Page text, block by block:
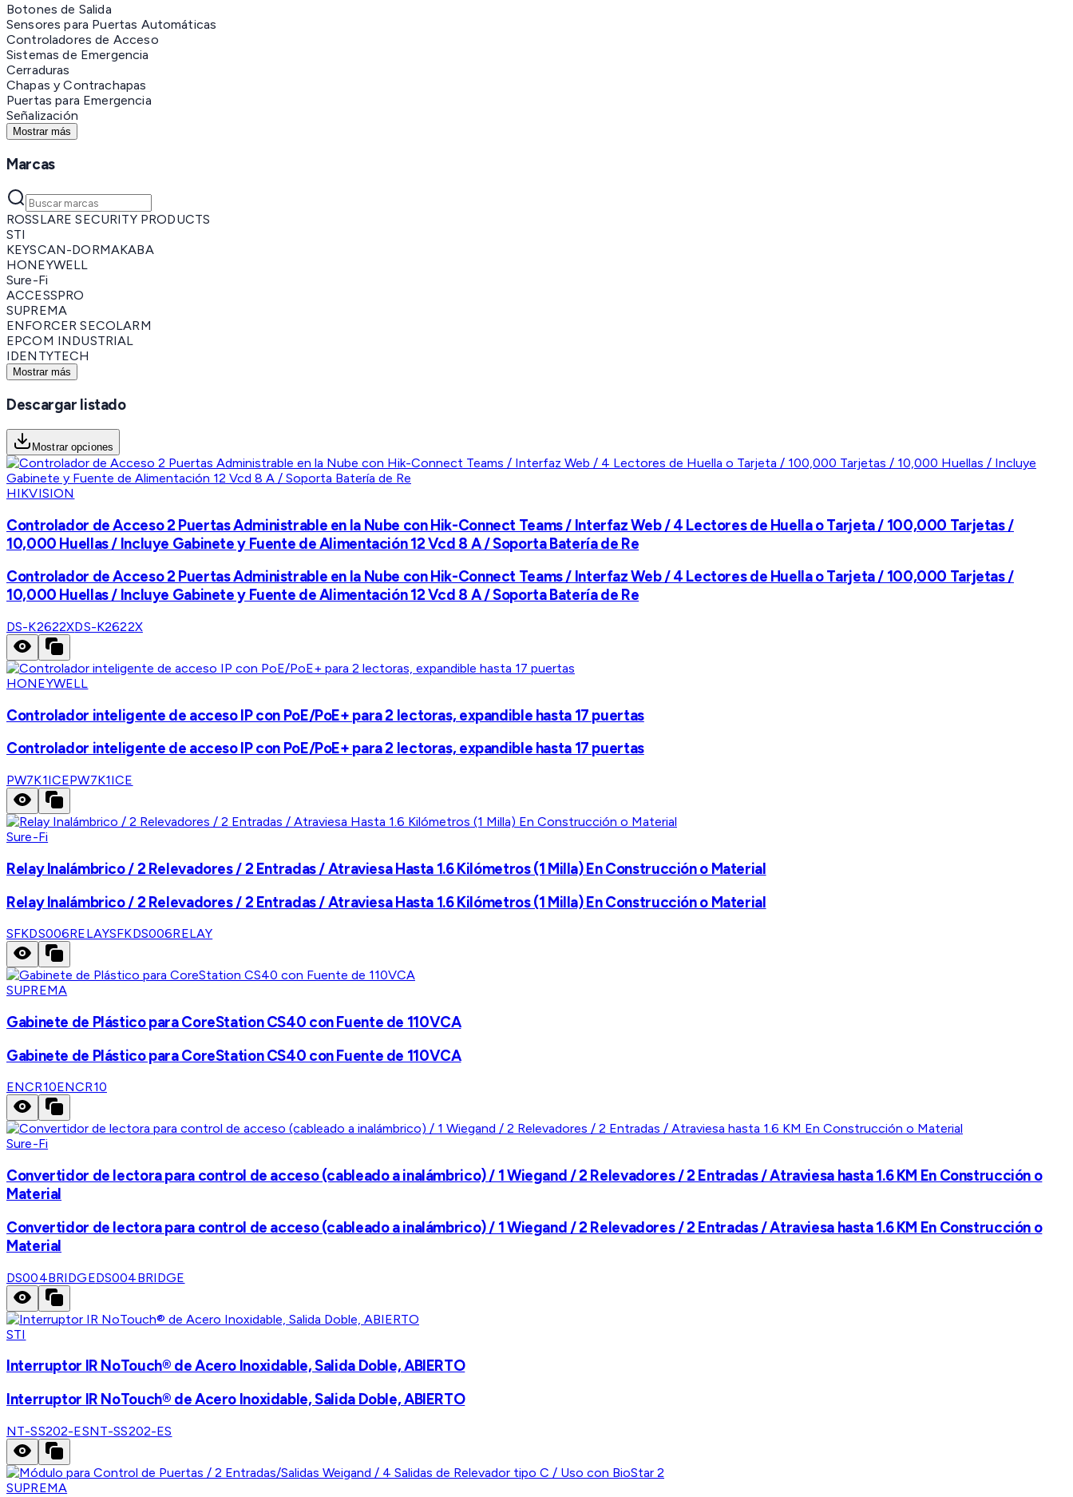
Botones de Salida
Sensores para Puertas Automáticas
Controladores de Acceso
Sistemas de Emergencia
Cerraduras
Chapas y Contrachapas
Puertas para Emergencia
Señalización
Mostrar más
Marcas
ROSSLARE SECURITY PRODUCTS
STI
KEYSCAN-DORMAKABA
HONEYWELL
Sure-Fi
ACCESSPRO
SUPREMA
ENFORCER SECOLARM
EPCOM INDUSTRIAL
IDENTYTECH
Mostrar más
Descargar listado
Mostrar opciones
HIKVISION
Controlador de Acceso 2 Puertas Administrable en la Nube con Hik-Connect Teams / Interfaz Web / 4 Lectores de Huella o Tarjeta / 100,000 Tarjetas /
10,000 Huellas / Incluye Gabinete y Fuente de Alimentación 12 Vcd 8 A / Soporta Batería de Re
Controlador de Acceso 2 Puertas Administrable en la Nube con Hik-Connect Teams / Interfaz Web / 4 Lectores de Huella o Tarjeta / 100,000 Tarjetas /
10,000 Huellas / Incluye Gabinete y Fuente de Alimentación 12 Vcd 8 A / Soporta Batería de Re
DS-K2622XDS-K2622X
HONEYWELL
Controlador inteligente de acceso IP con PoE/PoE+ para 2 lectoras, expandible hasta 17 puertas
Controlador inteligente de acceso IP con PoE/PoE+ para 2 lectoras, expandible hasta 17 puertas
PW7K1ICEPW7K1ICE
Sure-Fi
Relay Inalámbrico / 2 Relevadores / 2 Entradas / Atraviesa Hasta 1.6 Kilómetros (1 Milla) En Construcción o Material
Relay Inalámbrico / 2 Relevadores / 2 Entradas / Atraviesa Hasta 1.6 Kilómetros (1 Milla) En Construcción o Material
SFKDS006RELAYSFKDS006RELAY
SUPREMA
Gabinete de Plástico para CoreStation CS40 con Fuente de 110VCA
Gabinete de Plástico para CoreStation CS40 con Fuente de 110VCA
ENCR10ENCR10
Sure-Fi
Convertidor de lectora para control de acceso (cableado a inalámbrico) / 1 Wiegand / 2 Relevadores / 2 Entradas / Atraviesa hasta 1.6 KM En Construcción o
Material
Convertidor de lectora para control de acceso (cableado a inalámbrico) / 1 Wiegand / 2 Relevadores / 2 Entradas / Atraviesa hasta 1.6 KM En Construcción o
Material
DS004BRIDGEDS004BRIDGE
STI
Interruptor IR NoTouch® de Acero Inoxidable, Salida Doble, ABIERTO
Interruptor IR NoTouch® de Acero Inoxidable, Salida Doble, ABIERTO
NT-SS202-ESNT-SS202-ES
SUPREMA